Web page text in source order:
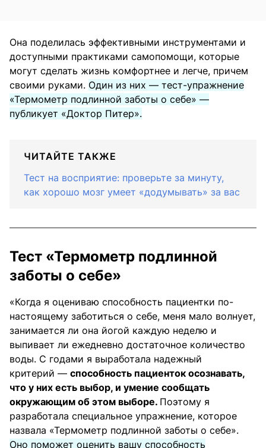
Она поделилась эффективными инструментами и
доступными практиками самопомощи, которые
могут сделать жизнь комфортнее и легче, причем
своими руками. Один из них — тест-упражнение
«Термометр подлинной заботы о себе» —
публикует «Доктор Питер».
ЧИТАЙТЕ ТАКЖЕ
Тест на восприятие: проверьте за минуту,
как хорошо мозг умеет «додумывать» за вас
Тест «Термометр подлинной
заботы о себе»
«Когда я оцениваю способность пациентки по-
настоящему заботиться о себе, меня мало волнует,
занимается ли она йогой каждую неделю и
выпивает ли ежедневно достаточное количество
воды. С годами я выработала надежный
критерий — способность пациенток осознавать,
что у них есть выбор, и умение сообщать
окружающим об этом выборе. Поэтому я
разработала специальное упражнение, которое
назвала «Термометр подлинной заботы о себе».
Оно поможет оценить вашу способность